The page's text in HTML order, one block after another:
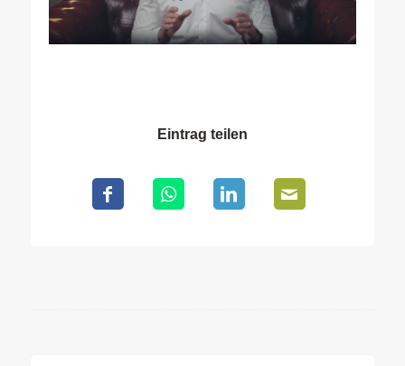
Eintrag teilen